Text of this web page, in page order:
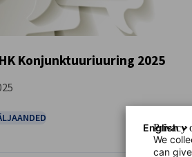
ALLA
Konjunktuuriuuring 2025
English
Privacy
We
can